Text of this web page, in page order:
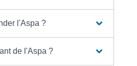
l'Aspa ?
de l'Aspa ?